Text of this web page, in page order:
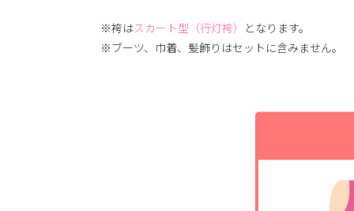
※袴はスカート型（行灯袴）
となります。
※ブーツ、巾着、髪飾りはセットに含みません。